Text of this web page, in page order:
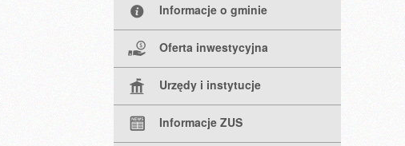
Informacje o gminie
Oferta inwestycyjna
Urzędy i instytucje
Informacje ZUS